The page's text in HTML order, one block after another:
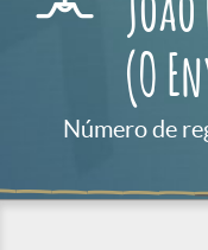
(O
Número de